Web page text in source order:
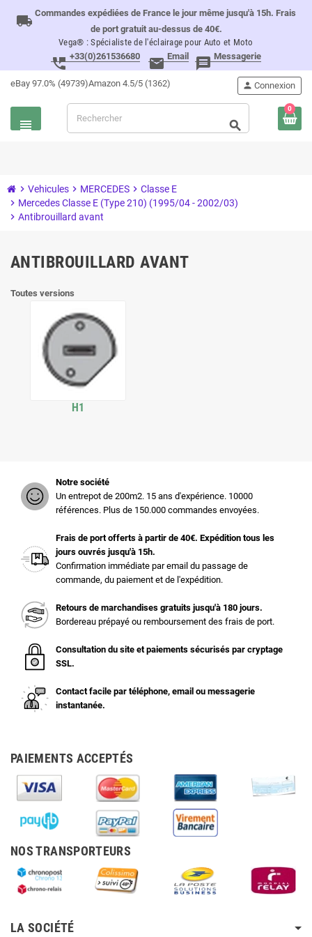
local_shipping Commandes expédiées de France le jour même jusqu'à 15h. Frais
de port gratuit au-dessus de 40€.
Vega® : Spécialiste de l'éclairage pour Auto et Moto
perm_phone_msg +33(0)261536680 email Email message Messagerie
eBay 97.0% (49739)Amazon 4.5/5 (1362)
view_headline
person Connexion
search
0
chevron_right Vehicules chevron_right MERCEDES chevron_right Classe E
chevron_right Mercedes Classe E (Type 210) (1995/04 - 2002/03)
chevron_right Antibrouillard avant
ANTIBROUILLARD AVANT
Toutes versions
H1
Notre société
Un entrepot de 200m2. 15 ans d'expérience. 10000
références. Plus de 150.000 commandes envoyées.
Frais de port offerts à partir de 40€. Expédition tous les
jours ouvrés jusqu'à 15h.
Confirmation immédiate par email du passage de
commande, du paiement et de l'expédition.
Retours de marchandises gratuits jusqu'à 180 jours.
Bordereau prépayé ou remboursement des frais de port.
Consultation du site et paiements sécurisés par cryptage
SSL.
Contact facile par téléphone, email ou messagerie
instantanée.
PAIEMENTS ACCEPTÉS
NOS TRANSPORTEURS
LA SOCIÉTÉ